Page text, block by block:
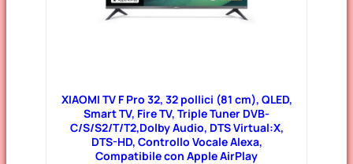
XIAOMI TV F Pro 32, 32 pollici (81 cm), QLED,
Smart TV, Fire TV, Triple Tuner DVB-
C/S/S2/T/T2,Dolby Audio, DTS Virtual:X,
DTS-HD, Controllo Vocale Alexa,
Compatibile con Apple AirPlay